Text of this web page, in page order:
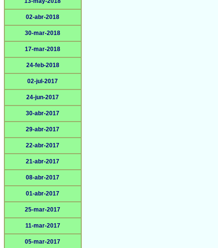
02-abr-2018
30-mar-2018
17-mar-2018
24-feb-2018
02-jul-2017
24-jun-2017
30-abr-2017
29-abr-2017
22-abr-2017
21-abr-2017
08-abr-2017
01-abr-2017
25-mar-2017
11-mar-2017
05-mar-2017